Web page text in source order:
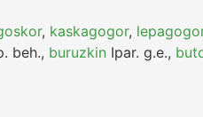
, kaskagogor,
beh., buruzkin Ipar. g.e.,